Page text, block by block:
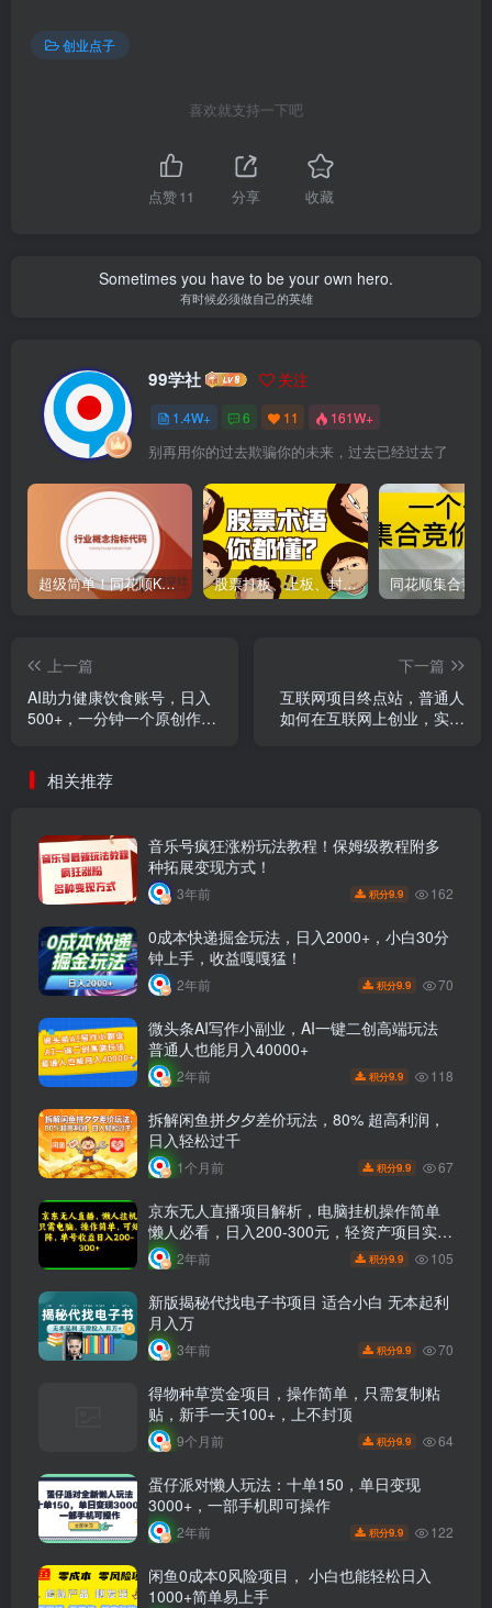
创业点子
喜欢就支持一下吧
点赞11 分享 收藏
Sometimes you have to be your own hero.
有时候必须做自己的英雄
99学社 关注
1.4W+ 6 11 161W+
别再用你的过去欺骗你的未来，过去已经过去了
超级简单！同花顺K线界面显示行业概念指标代码图解 股票打板、上板、封板、翘板、炸板是什么意思？炒股你必须懂的暗语！
上一篇
AI助力健康饮食账号，日入
500+，一分钟一个原创作
下一篇
互联网项目终点站，普通人
如何在互联网上创业，实现
相关推荐
音乐号疯狂涨粉玩法教程！保姆级教程附多
种拓展变现方式！
3年前 积分9.9 162
0成本快递掘金玩法，日入2000+，小白30分
钟上手，收益嘎嘎猛！
2年前 积分9.9 70
微头条AI写作小副业，AI一键二创高端玩法
普通人也能月入40000+
2年前 积分9.9 118
拆解闲鱼拼夕夕差价玩法，80% 超高利润，
日入轻松过千
1个月前 积分9.9 67
京东无人直播项目解析，电脑挂机操作简单
懒人必看，日入200-300元，轻资产项目实操
分享2年前 积分9.9 105
新版揭秘代找电子书项目 适合小白 无本起利
月入万
3年前 积分9.9 70
得物种草赏金项目，操作简单，只需复制粘
贴，新手一天100+，上不封顶
9个月前 积分9.9 64
蛋仔派对懒人玩法：十单150，单日变现
3000+，一部手机即可操作
2年前 积分9.9 122
闲鱼0成本0风险项目， 小白也能轻松日入
1000+简单易上手